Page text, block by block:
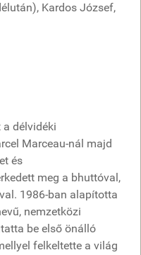
Kardos József,
délvidéki
Marceau-nál majd
és
meg a bhuttóval,
1986-ban alapította
nemzetközi
be első önálló
felkeltette a világ